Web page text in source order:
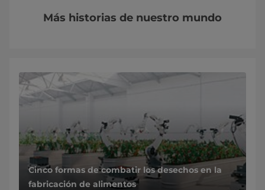
Más historias de nuestro mundo
Cinco formas de combatir los desechos en la
fabricación de alimentos